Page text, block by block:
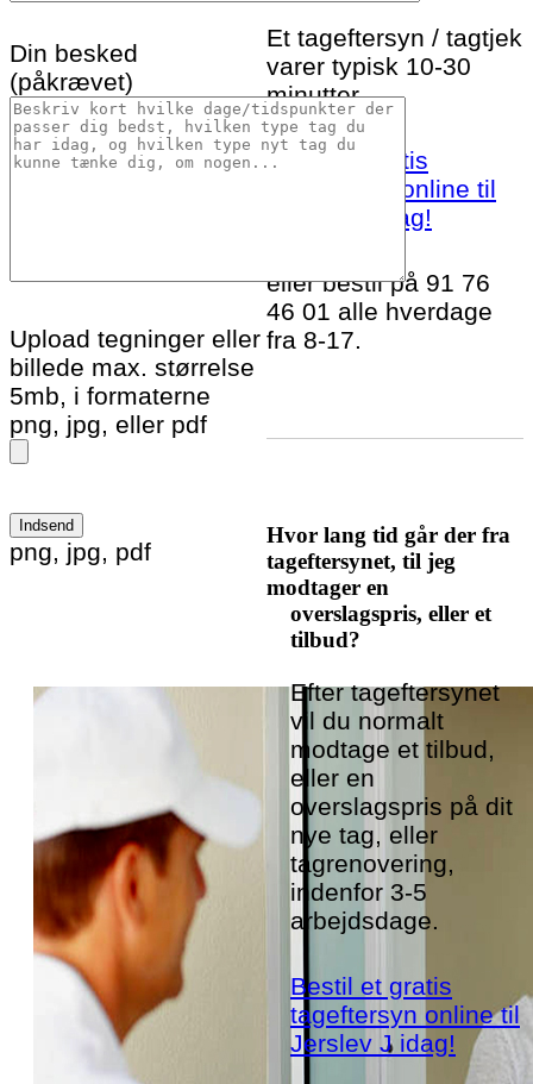
Din besked
(påkrævet)
Upload tegninger eller
billede max. størrelse
5mb, i formaterne
png, jpg, eller pdf
Please leave this field empty.
png, jpg, pdf
Et tageftersyn / tagtjek
varer typisk 10-30
minutter.
Bestil et gratis
tageftersyn online til
Jerslev J idag!
eller bestil på 91 76
46 01 alle hverdage
fra 8-17.
Hvor lang tid går der fra
tageftersynet, til jeg
modtager en
overslagspris, eller et
tilbud?
Efter tageftersynet
vil du normalt
modtage et tilbud,
eller en
overslagspris på dit
nye tag, eller
tagrenovering,
indenfor 3-5
arbejdsdage.
Bestil et gratis
tageftersyn online til
Jerslev J idag!